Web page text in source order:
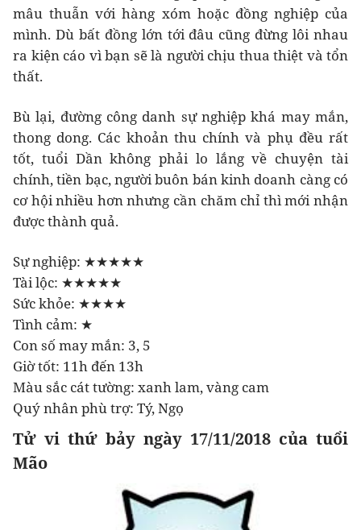
mâu thuẫn với hàng xóm hoặc đồng nghiệp của
mình. Dù bất đồng lớn tới đâu cũng đừng lôi nhau
ra kiện cáo vì bạn sẽ là người chịu thua thiệt và tổn
thất.
Bù lại, đường công danh sự nghiệp khá may mắn,
thong dong. Các khoản thu chính và phụ đều rất
tốt, tuổi Dần không phải lo lắng về chuyện tài
chính, tiền bạc, người buôn bán kinh doanh càng có
cơ hội nhiều hơn nhưng cần chăm chỉ thì mới nhận
được thành quả.
Sự nghiệp: ★★★★★
Tài lộc: ★★★★★
Sức khỏe: ★★★★
Tình cảm: ★
Con số may mắn: 3, 5
Giờ tốt: 11h đến 13h
Màu sắc cát tường: xanh lam, vàng cam
Quý nhân phù trợ: Tý, Ngọ
Tử vi thứ bảy ngày 17/11/2018 của tuổi
Mão